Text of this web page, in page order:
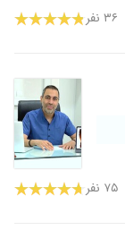
۳۶ نفر
۷۵ نفر